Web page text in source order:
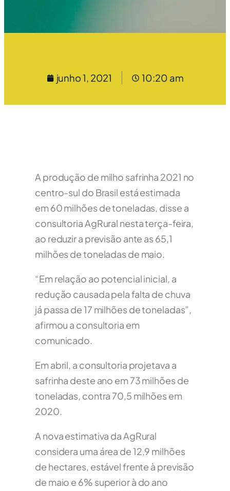
junho 1, 2021 10:20 am
A produção de milho safrinha 2021 no
centro-sul do Brasil está estimada
em 60 milhões de toneladas, disse a
consultoria AgRural nesta terça-feira,
ao reduzir a previsão ante as 65,1
milhões de toneladas de maio.
“Em relação ao potencial inicial, a
redução causada pela falta de chuva
já passa de 17 milhões de toneladas”,
afirmou a consultoria em
comunicado.
Em abril, a consultoria projetava a
safrinha deste ano em 73 milhões de
toneladas, contra 70,5 milhões em
2020.
A nova estimativa da AgRural
considera uma área de 12,9 milhões
de hectares, estável frente à previsão
de maio e 6% superior à do ano